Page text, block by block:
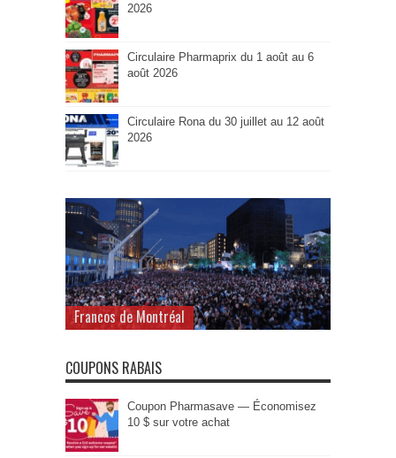
2026
Circulaire Pharmaprix du 1 août au 6
août 2026
Circulaire Rona du 30 juillet au 12 août
2026
Francos de Montréal
COUPONS RABAIS
Coupon Pharmasave — Économisez
10 $ sur votre achat